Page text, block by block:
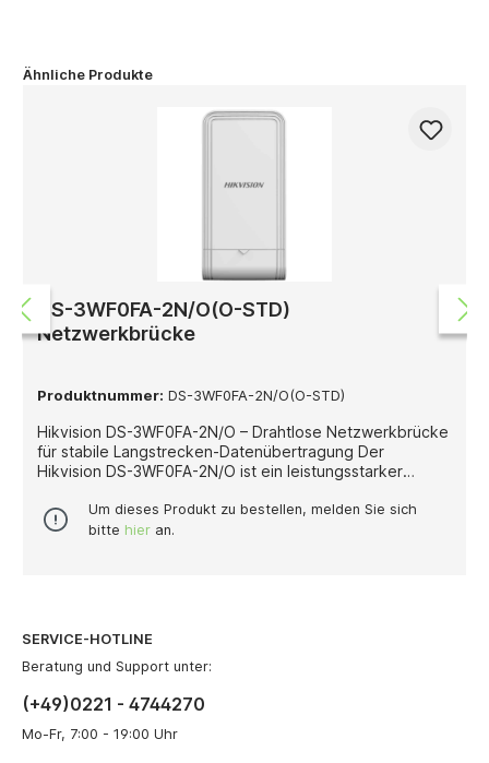
Ähnliche Produkte
DS-3WF0FA-2N/O(O-STD)
Netzwerkbrücke
Produktnummer: DS-3WF0FA-2N/O(O-STD)
Hikvision DS-3WF0FA-2N/O – Drahtlose Netzwerkbrücke
für stabile Langstrecken-Datenübertragung Der
Hikvision DS-3WF0FA-2N/O ist ein leistungsstarker
die stabile und zuverlässige Datenübertragung über
große Entfernungen entwickelt wurde. Er kommt vor
Kameras, Außenstationen oder separaten Gebäuden.
Die Übertragung erfolgt im störungsarmen 5-GHz-
herkömmlichen 2,4-GHz-WLAN-Netzwerken deutlich
reduziert werden. Durch die Unterstützung des
802.11ac-Standards bietet das Gerät hohe
Um dieses Produkt zu bestellen, melden Sie sich
bitte hier an.
SERVICE-HOTLINE
Beratung und Support unter:
(+49)0221 - 4744270
Mo-Fr, 7:00 - 19:00 Uhr